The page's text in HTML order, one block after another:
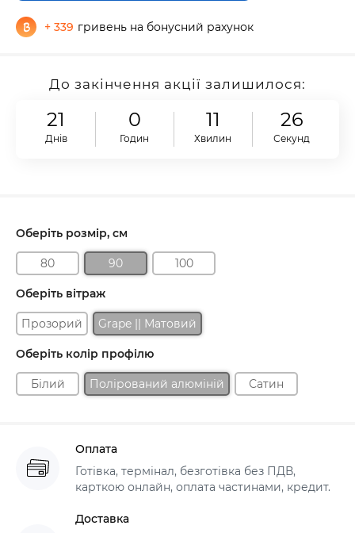
+ 339 гривень на бонусний рахунок
До закінчення акції залишилося:
21
Днів
0
Годин
11
Хвилин
25
Секунд
Оберіть розмір, см
80 90 100
Оберіть вітраж
Прозорий Grape || Матовий
Оберіть колір профілю
Білий Полірований алюміній Сатин
Оплата
Готівка, термінал, безготівка без ПДВ,
карткою онлайн, оплата частинами, кредит.
Доставка